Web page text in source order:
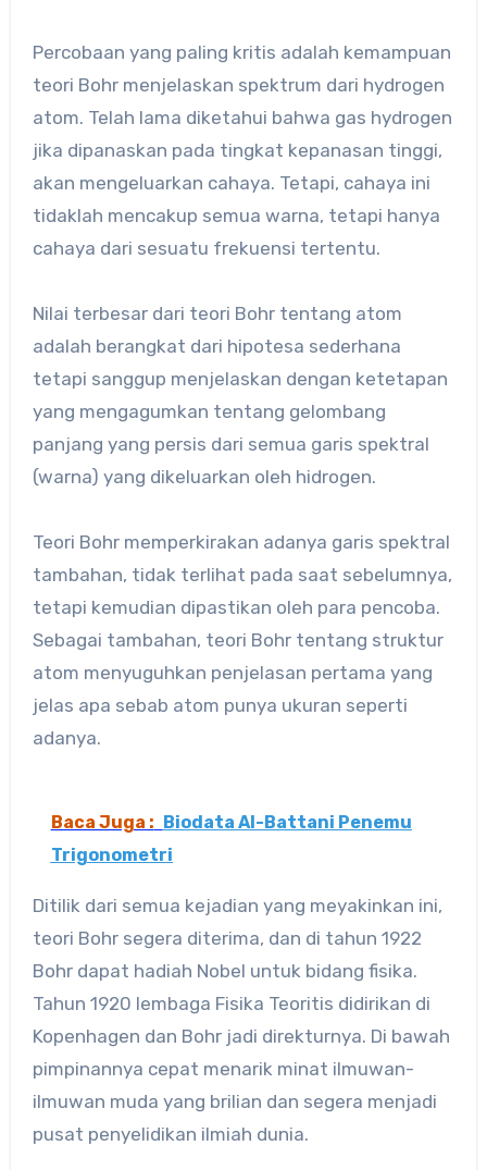
Percobaan yang paling kritis adalah kemampuan
teori Bohr menjelaskan spektrum dari hydrogen
atom. Telah lama diketahui bahwa gas hydrogen
jika dipanaskan pada tingkat kepanasan tinggi,
akan mengeluarkan cahaya. Tetapi, cahaya ini
tidaklah mencakup semua warna, tetapi hanya
cahaya dari sesuatu frekuensi tertentu.
Nilai terbesar dari teori Bohr tentang atom
adalah berangkat dari hipotesa sederhana
tetapi sanggup menjelaskan dengan ketetapan
yang mengagumkan tentang gelombang
panjang yang persis dari semua garis spektral
(warna) yang dikeluarkan oleh hidrogen.
Teori Bohr memperkirakan adanya garis spektral
tambahan, tidak terlihat pada saat sebelumnya,
tetapi kemudian dipastikan oleh para pencoba.
Sebagai tambahan, teori Bohr tentang struktur
atom menyuguhkan penjelasan pertama yang
jelas apa sebab atom punya ukuran seperti
adanya.
Baca Juga :
Biodata Al-Battani Penemu
Trigonometri
Ditilik dari semua kejadian yang meyakinkan ini,
teori Bohr segera diterima, dan di tahun 1922
Bohr dapat hadiah Nobel untuk bidang fisika.
Tahun 1920 lembaga Fisika Teoritis didirikan di
Kopenhagen dan Bohr jadi direkturnya. Di bawah
pimpinannya cepat menarik minat ilmuwan-
ilmuwan muda yang brilian dan segera menjadi
pusat penyelidikan ilmiah dunia.